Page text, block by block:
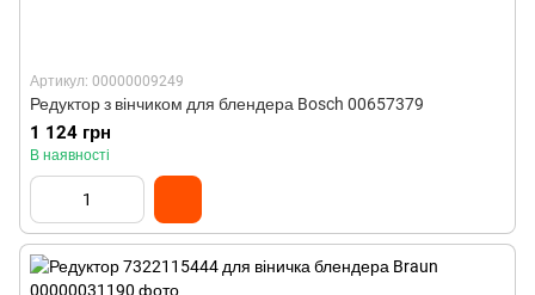
Артикул: 00000009249
Редуктор з вінчиком для блендера Bosch 00657379
1 124 грн
В наявності